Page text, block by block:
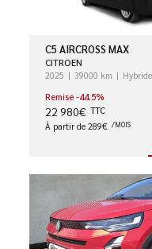
C5 AIRCROSS MAX
CITROEN
2025 39000 km
Hybride
Remise -44.5%
22 980€ TTC
À partir de 289€ /MOIS